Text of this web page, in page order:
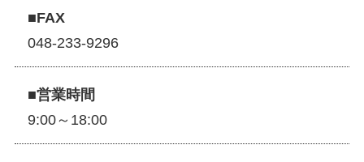
■FAX
048-233-9296
■営業時間
9:00～18:00